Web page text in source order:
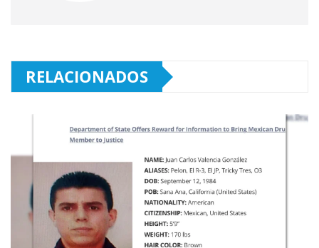
RELACIONADOS